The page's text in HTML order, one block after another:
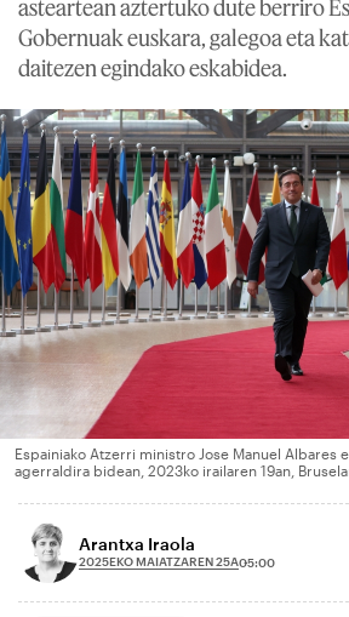
asteartean aztertuko dute berriro
Gobernuak euskara, galegoa eta
daitezen egindako eskabidea.
Espainiako Atzerri ministro Jose Manuel Albares
agerraldira bidean, 2023ko irailaren 19an,
Arantxa Iraola
2025EKO MAIATZAREN 25A05:00